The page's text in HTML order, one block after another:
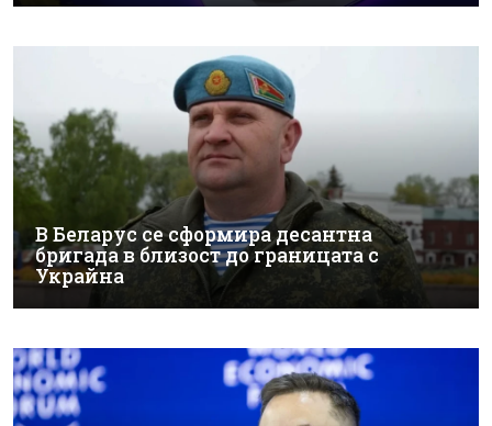
В Беларус се сформира десантна
бригада в близост до границата с
Украйна